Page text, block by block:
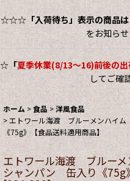
☆☆☆「入荷待ち」表示の商品
をお知ら
☆「夏季休業(8/13～16)前後の
してご確
ホーム >食品 >洋風食品
>エトワール海渡 ブルーメンハイ
《75g》【食品送料適用商品】
エトワール海渡 ブルー
シャンパン 缶入り《75g